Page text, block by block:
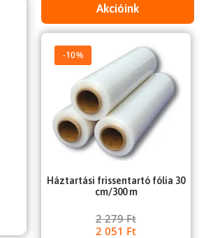
search
Akcióink
-10%
Háztartási frissentartó fólia 30
cm/300 m
2 279Ft
2 051 Ft